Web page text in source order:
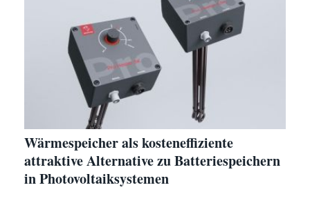
Wärmespeicher als kosteneffiziente
attraktive Alternative zu Batteriespeichern
in Photovoltaiksystemen